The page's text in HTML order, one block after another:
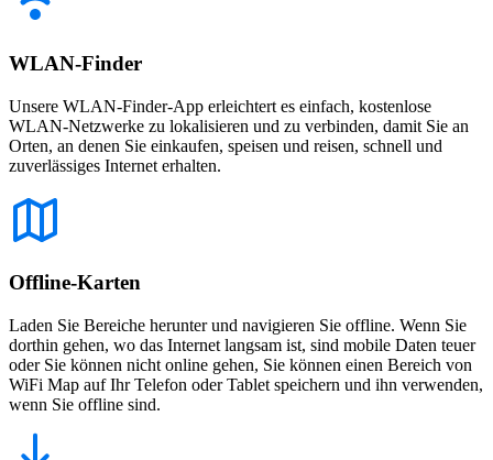
WLAN-Finder
Unsere WLAN-Finder-App erleichtert es einfach, kostenlose
WLAN-Netzwerke zu lokalisieren und zu verbinden, damit Sie an
Orten, an denen Sie einkaufen, speisen und reisen, schnell und
zuverlässiges Internet erhalten.
Offline-Karten
Laden Sie Bereiche herunter und navigieren Sie offline. Wenn Sie
dorthin gehen, wo das Internet langsam ist, sind mobile Daten teuer
oder Sie können nicht online gehen, Sie können einen Bereich von
WiFi Map auf Ihr Telefon oder Tablet speichern und ihn verwenden,
wenn Sie offline sind.